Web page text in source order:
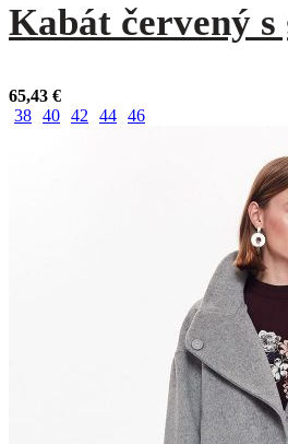
Kabát červený
65,43 €
38 40 42 44 46